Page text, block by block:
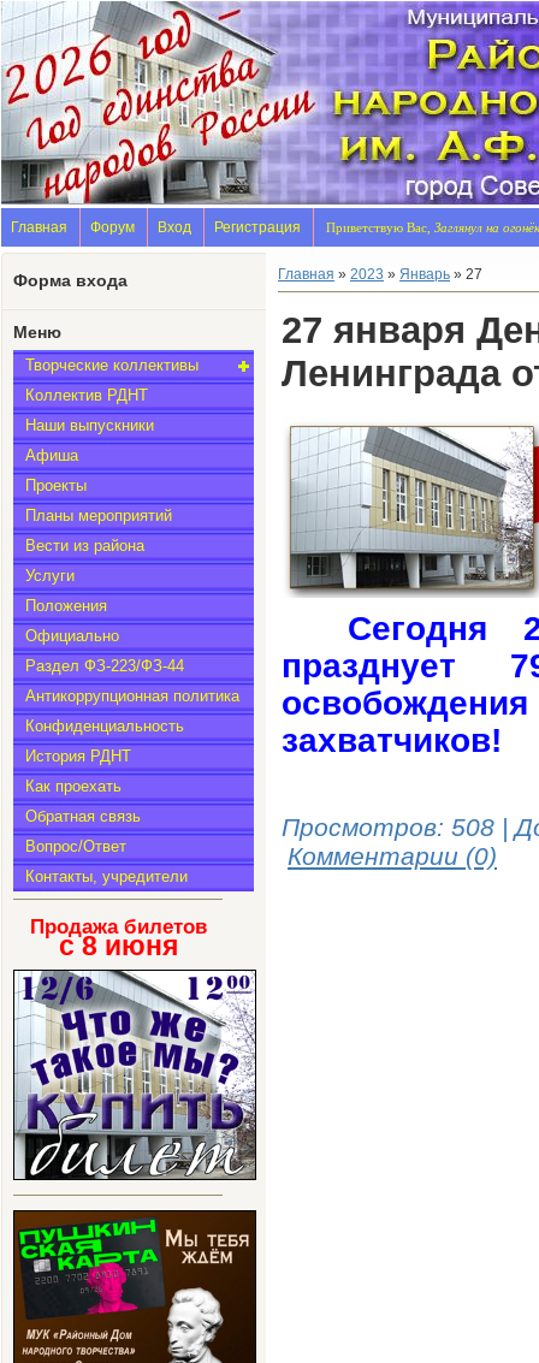
Главная Форум Вход Регистрация Приветствую Вас, Заглянул на огонёк
Форма входа
Меню
Творческие коллективы
Коллектив РДНТ
Наши выпускники
Афиша
Проекты
Планы мероприятий
Вести из района
Услуги
Положения
Официально
Раздел ФЗ-223/ФЗ-44
Антикоррупционная политика
Конфиденциальность
История РДНТ
Как проехать
Обратная связь
Вопрос/Ответ
Контакты, учредители
Продажа билетов
с 8 июня
Главная » 2023 » Январь » 27
27 января
Ленинграда
Сегодня
празднует
захватчиков!
Просмотров: 508 |
Комментарии (0)